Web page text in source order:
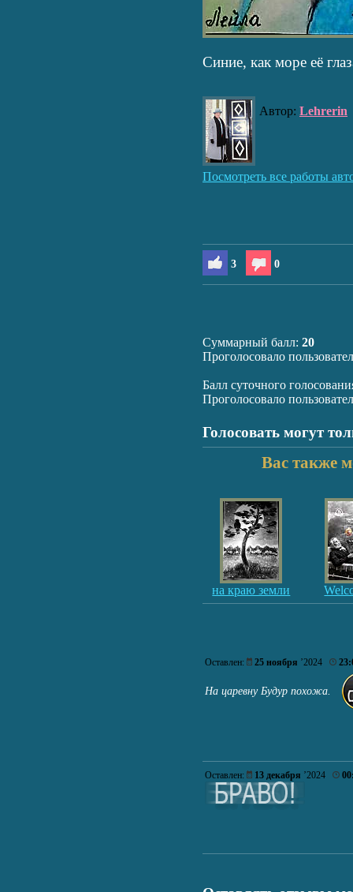
Синие, как море её
Автор: Lehrerin
Посмотреть все работы
3 0
Суммарный балл: 20
Проголосовало
Балл суточного
Проголосовало
Голосовать могут
Вас также
на краю земли
Оставлен: 25 ноября ’2024
На царевну Будур похожа.
Оставлен: 13 декабря ’2024